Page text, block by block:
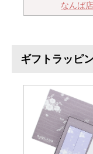
なんば店
ギフトラッピ